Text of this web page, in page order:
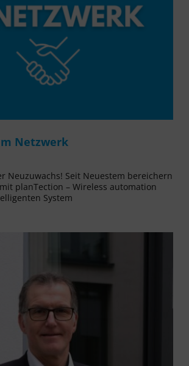
Netzwerk
Neuzuwachs! Seit Neuestem bereichern
planTection – Wireless automation
System